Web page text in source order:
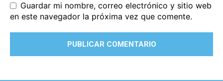
Guardar mi nombre, correo electrónico y sitio web
en este navegador la próxima vez que comente.